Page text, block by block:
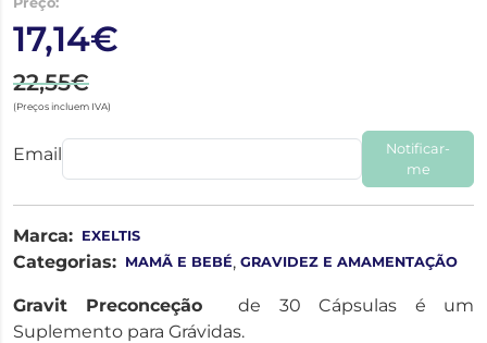
17,14€
22,55€
(Preços incluem IVA)
Email
Notificar-
me
Marca: EXELTIS
Categorias: MAMÃ E BEBÉ, GRAVIDEZ E AMAMENTAÇÃO
Gravit Preconceção de 30 Cápsulas é um
Suplemento para Grávidas.